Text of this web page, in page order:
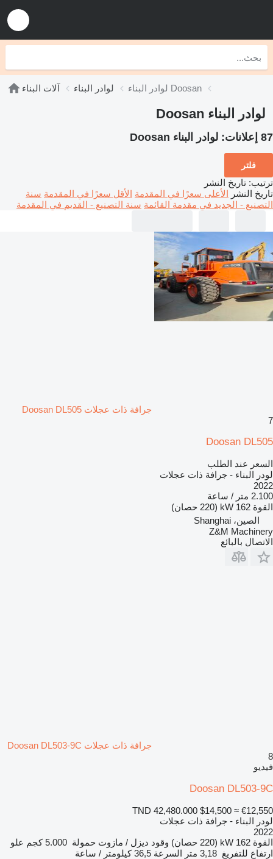
آلات البناء لوادر البناء لوادر البناء Doosan
لوادر البناء Doosan
87 إعلانات: لوادر البناء Doosan
فلتر
ترتيب: تاريخ النشر
تاريخ النشر الأعلى سعرًا في المقدمة الأقل سعرًا في المقدمة سنة
التصنيع - الجديد في مقدمة القائمة سنة التصنيع - القديم في المقدمة
جرافة ذات عجلات Doosan DL505
7
Doosan DL505
السعر عند الطلب
لودر البناء - جرافة ذات عجلات
2022
2.100 متر / ساعة
القوة 162 kW (220 حصان)
الصين، Shanghai
Z&M Machinery
الاتصال بالبائع
جرافة ذات عجلات Doosan DL503-9C
8
فيديو
Doosan DL503-9C
TND 42,480.000 $14,500 ≈ €12,550
لودر البناء - جرافة ذات عجلات
2022
القوة 162 kW (220 حصان) وقود ديزل / مازوت حمولة 5.000 كجم
علو
ارتفاع للتفريغ 3,18 متر السرعة 36,5 كيلومتر / ساعة